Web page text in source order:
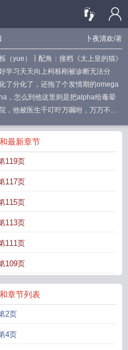
卜夜清欢/著
（yue）┃配角：接档《太上皇的猫》
学习天天向上柯栎刚被诊断无法分
了分化了，还拖了个发情期的omega
，怎么到他这里则是把alpha给毒晕
，他被医生千叮咛万嘱咐，万万不要
可怜的alpha同学们，柯栎找了一处隐
心碰见了偷偷喷阻隔剂的学生会长。
个信息素不太乖免费阅读三和
不太乖牧元
信息素不太乖全文免费阅读无广告无弹
素不太乖笔
息素不太乖晋江
洁吗这个信息素不太乖免费
最新章节
119页
117页
115页
113页
111页
109页
章节列表
2页
4页